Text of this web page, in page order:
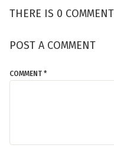
THERE IS 0
POST A COMMENT
COMMENT *